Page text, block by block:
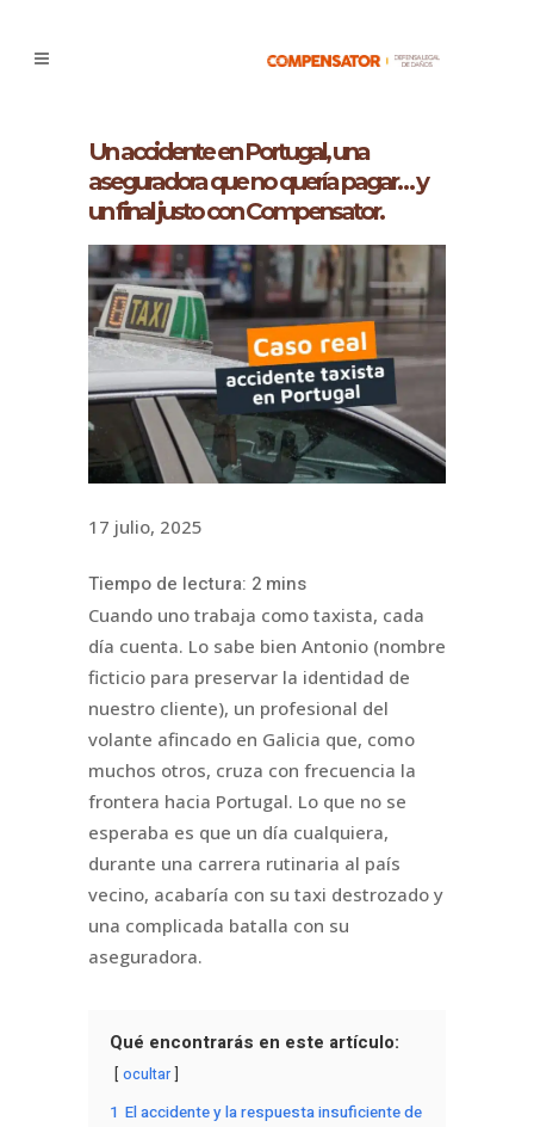
Un accidente en Portugal, una
aseguradora que no quería pagar… y
un final justo con Compensator.
17 julio, 2025
Cuando uno trabaja como taxista, cada
día cuenta. Lo sabe bien Antonio (nombre
ficticio para preservar la identidad de
nuestro cliente), un profesional del
volante afincado en Galicia que, como
muchos otros, cruza con frecuencia la
frontera hacia Portugal. Lo que no se
esperaba es que un día cualquiera,
durante una carrera rutinaria al país
vecino, acabaría con su taxi destrozado y
una complicada batalla con su
aseguradora.
Qué encontrarás en este artículo:
ocultar
1 El accidente y la respuesta insuficiente de